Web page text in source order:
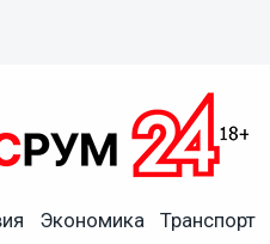
Экономика Транспорт